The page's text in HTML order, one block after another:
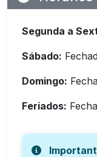
Segunda a
Sábado:
Domingo:
Feriados: